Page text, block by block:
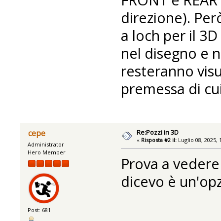
direzione).
a loch per il
nel disegno e
resteranno
premessa di
cepe
Administrator
Hero Member
Post: 681
Re:Pozzi in 3D
« Risposta #2 il: Luglio 08, 2025,
Prova a
dicevo è